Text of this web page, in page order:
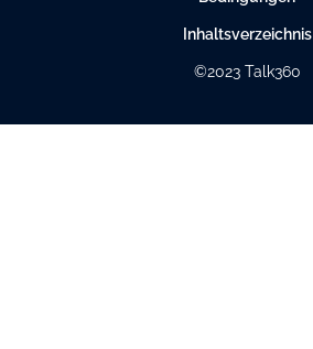
Inhaltsverzeichnis
©2023 Talk360